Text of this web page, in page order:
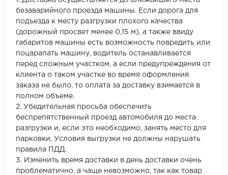
безаварийного проезда машины. Если дорога для
подъезда к месту разгрузки плохого качества
(дорожный просвет менее 0,15 м), а также ввиду
габаритов машины есть возможность повредить или
поцарапать машину, водитель останавливается
перед сложным участком, а если предупреждения от
клиента о таком участке во время оформления
заказа не было, то оплата за доставку взимается в
полном объеме.
2. Убедительная просьба обеспечить
беспрепятственный проезд автомобиля до места
разгрузки и, если это необходимо, занять место для
парковки. Условия выгрузки не должны нарушать
правила ПДД.
3. Изменить время доставки в день доставки очень
проблематично, а чаще невозможно, так как товар